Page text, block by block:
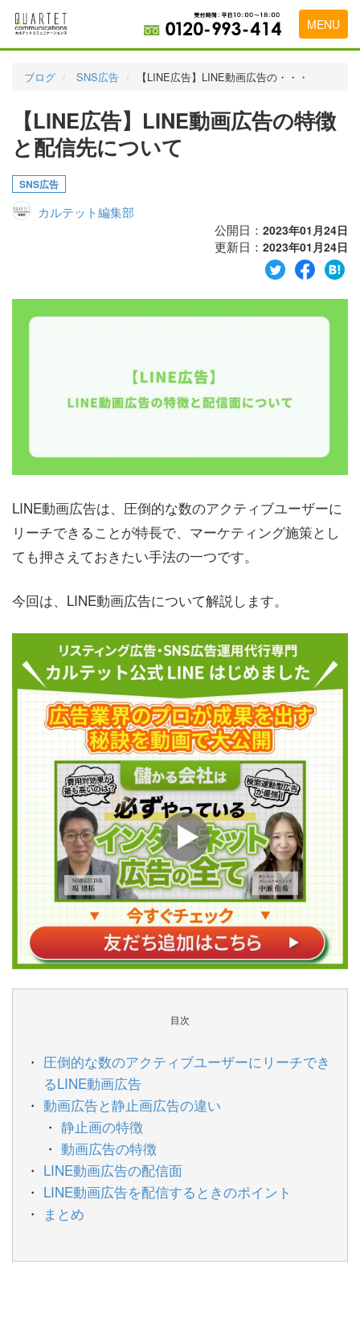
MENU
実績・お客様の声
初めて導入をお考えの方
代理店の乗り換えをお考えの方
会社概要
ブログ SNS広告 【LINE広告】LINE動画広告の・・・
【LINE広告】LINE動画広告の特徴
と配信先について
SNS広告
カルテット編集部
公開日： 2023年01月24日
更新日： 2023年01月24日
LINE動画広告は、圧倒的な数のアクティブユーザーに
リーチできることが特長で、マーケティング施策とし
ても押さえておきたい手法の一つです。
今回は、LINE動画広告について解説します。
目次
圧倒的な数のアクティブユーザーにリーチでき
るLINE動画広告
動画広告と静止画広告の違い
静止画の特徴
動画広告の特徴
LINE動画広告の配信面
LINE動画広告を配信するときのポイント
まとめ